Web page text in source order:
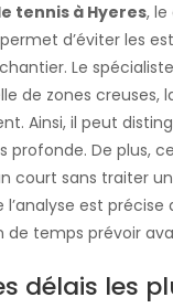
tennis à Hyeres,
d’éviter les
Le
de zones creuses,
Ainsi, il peut
profonde. De plus,
court sans traiter
est
de temps prévoir
délais les